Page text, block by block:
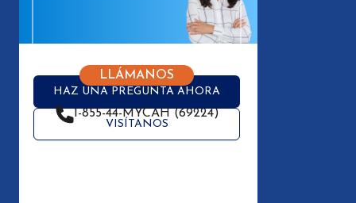
HAZ UNA PREGUNTA AHORA
VISÍTANOS
LLÁMANOS
1-855-44-MYCAH (69224)